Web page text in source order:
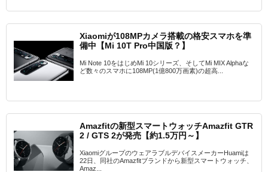
Xiaomiが108MPカメラ搭載の格安スマホを準
備中【Mi 10T Pro中国版？】
Mi Note 10をはじめMi 10シリーズ、そしてMi MIX Alphaな
ど数々のスマホに108MP(1億800万画素)の超高...
Amazfitの新型スマートウォッチAmazfit GTR
2 / GTS 2が発売【約1.5万円～】
XiaomiグループのウェアラブルデバイスメーカーHuamiは
22日、同社のAmazfitブランドから新型スマートウォッチ、
Amaz...